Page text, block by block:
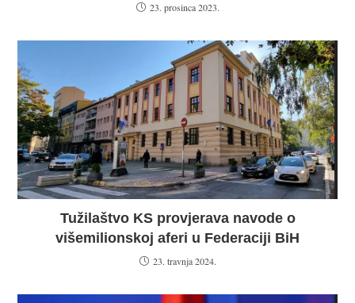
23. prosinca 2023.
Tužilaštvo KS provjerava navode o
višemilionskoj aferi u Federaciji BiH
23. travnja 2024.